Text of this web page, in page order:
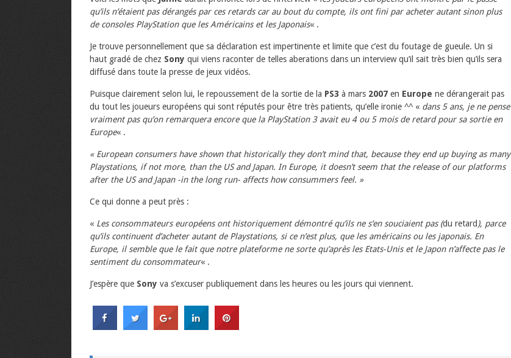
qu’ils n’étaient pas dérangés par ces retards car au bout du compte, ils ont fini par acheter autant sinon plus
de consoles PlayStation que les Américains et les Japonais« .
Je trouve personnellement que sa déclaration est impertinente et limite que c’est du foutage de gueule. Un si
haut gradé de chez Sony qui viens raconter de telles aberations dans un interview qu’il sait très bien qu’ils sera
diffusé dans toute la presse de jeux vidéos.
Puisque clairement selon lui, le repoussement de la sortie de la PS3 à mars 2007 en Europe ne dérangerait pas
du tout les joueurs européens qui sont réputés pour être très patients, qu’elle ironie ^^ « dans 5 ans, je ne pense
vraiment pas qu’on remarquera encore que la PlayStation 3 avait eu 4 ou 5 mois de retard pour sa sortie en
Europe« .
« European consumers have shown that historically they don’t mind that, because they end up buying as many
Playstations, if not more, than the US and Japan. In Europe, it doesn’t seem that the release of our platforms
after the US and Japan -in the long run- affects how consummers feel. »
Ce qui donne a peut près :
« Les consommateurs européens ont historiquement démontré qu’ils ne s’en souciaient pas (du retard ), parce
qu’ils continuent d’acheter autant de Playstations, si ce n’est plus, que les américains ou les japonais. En
Europe, il semble que le fait que notre plateforme ne sorte qu’après les Etats-Unis et le Japon n’affecte pas le
sentiment du consommateur« .
J’espère que Sony va s’excuser publiquement dans les heures ou les jours qui viennent.